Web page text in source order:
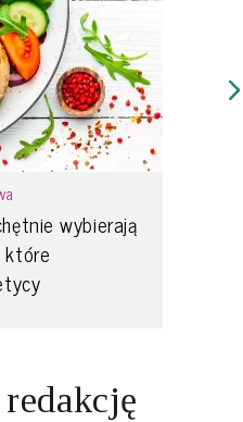
wybierają
które